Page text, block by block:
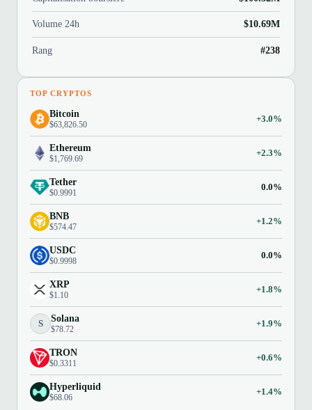
Volume 24h $10.69M
Rang #238
TOP CRYPTOS
Bitcoin
$63,826.50
+3.0%
Ethereum
$1,769.69
+2.3%
Tether
$0.9991
0.0%
BNB
$574.47
+1.2%
USDC
$0.9998
0.0%
XRP
$1.10
+1.8%
S Solana
$78.72
+1.9%
TRON
$0.3311
+0.6%
Hyperliquid
$68.06
+1.4%